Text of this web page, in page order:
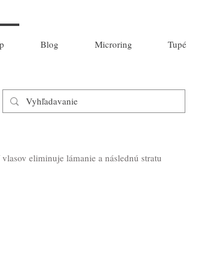
Blog Microring Tupé
eliminuje lámanie a následnú stratu